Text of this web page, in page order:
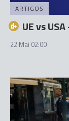
ARTIGOS
UE vs
22 Mai 02:00